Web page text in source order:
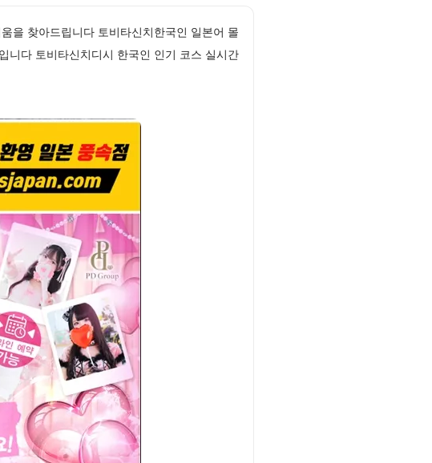
을 찾아드립니다 토비타신치한국인 일본어 몰
니다 토비타신치디시 한국인 인기 코스 실시간